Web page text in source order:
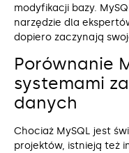
modyfikacji bazy.
narzędzie dla
dopiero zaczynają
Porównanie
systemami
danych
Chociaż MySQL jest
projektów, istnieją też